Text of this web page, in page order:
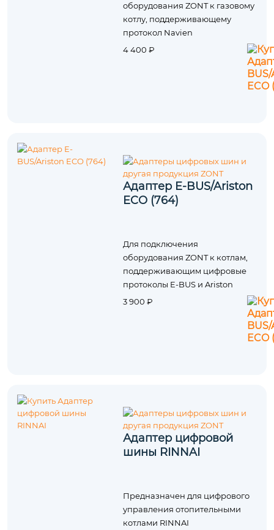
оборудования ZONT к газовому
котлу, поддерживающему
протокол Navien
4 400 ₽
Адаптер E-BUS/Ariston
ECO (764)
Для подключения
оборудования ZONT к котлам,
поддерживающим цифровые
протоколы E-BUS и Ariston
3 900 ₽
Адаптер цифровой
шины RINNAI
Предназначен для цифрового
управления отопительными
котлами RINNAI